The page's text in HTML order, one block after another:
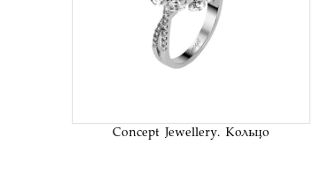
Concept Jewellery. Кольцо